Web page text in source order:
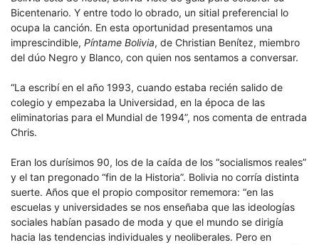
Bicentenario. Y entre todo lo obrado, un sitial preferencial lo
ocupa la canción. En esta oportunidad presentamos una
imprescindible, Píntame Bolivia, de Christian Benítez, miembro
del dúo Negro y Blanco, con quien nos sentamos a conversar.
“La escribí en el año 1993, cuando estaba recién salido de
colegio y empezaba la Universidad, en la época de las
eliminatorias para el Mundial de 1994”, nos comenta de entrada
Chris.
Eran los durísimos 90, los de la caída de los “socialismos reales”
y el tan pregonado “fin de la Historia”. Bolivia no corría distinta
suerte. Años que el propio compositor rememora: “en las
escuelas y universidades se nos enseñaba que las ideologías
sociales habían pasado de moda y que el mundo se dirigía
hacia las tendencias individuales y neoliberales. Pero en